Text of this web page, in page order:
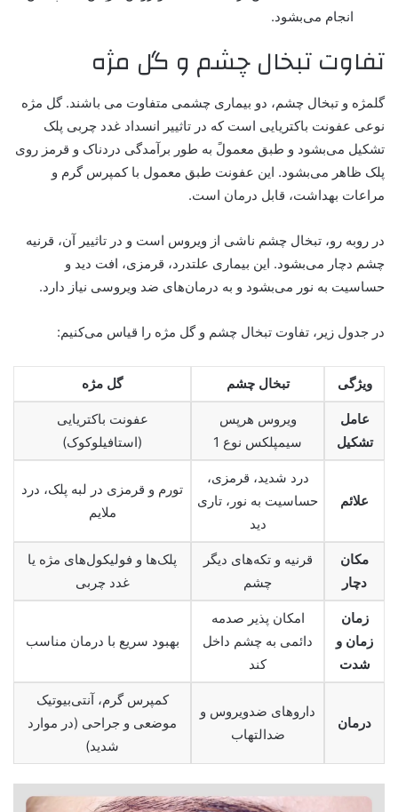
انجام می‌بشود.
تفاوت تبخال چشم و گل مژه
گلمژه و تبخال چشم، دو بیماری چشمی متفاوت می باشند. گل مژه
نوعی عفونت باکتریایی است که در تاثییر انسداد غدد چربی پلک
تشکیل می‌بشود و طبق معمولً به طور برآمدگی دردناک و قرمز روی
پلک ظاهر می‌بشود. این عفونت طبق معمول با کمپرس گرم و
مراعات بهداشت، قابل درمان است.
در روبه رو، تبخال چشم ناشی از ویروس است و در تاثییر آن، قرنیه
چشم دچار می‌بشود. این بیماری علتدرد، قرمزی، افت دید و
حساسیت به نور می‌بشود و به درمان‌های ضد ویروسی نیاز دارد.
در جدول زیر، تفاوت تبخال چشم و گل مژه را قیاس می‌کنیم:
ویژگی تبخال چشم گل مژه
عامل
تشکیل
ویروس هرپس
سیمپلکس نوع 1
عفونت باکتریایی
(استافیلوکوک)
علائم
درد شدید، قرمزی،
حساسیت به نور، تاری
دید
تورم و قرمزی در لبه پلک، درد
ملایم
مکان
دچار
قرنیه و تکه‌های دیگر
چشم
پلک‌ها و فولیکول‌های مژه یا
غدد چربی
زمان
زمان و
شدت
امکان پذیر صدمه
دائمی به چشم داخل
کند
بهبود سریع با درمان مناسب
درمان
داروهای ضدویروس و
ضدالتهاب
کمپرس گرم، آنتی‌بیوتیک
موضعی و جراحی (در موارد
شدید)